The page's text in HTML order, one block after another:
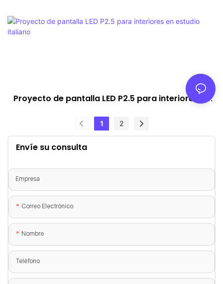
Proyecto de pantalla LED P2.5 para interiores en
1 2
Envíe su consulta
Empresa
Correo Electrónico
Nombre
Teléfono